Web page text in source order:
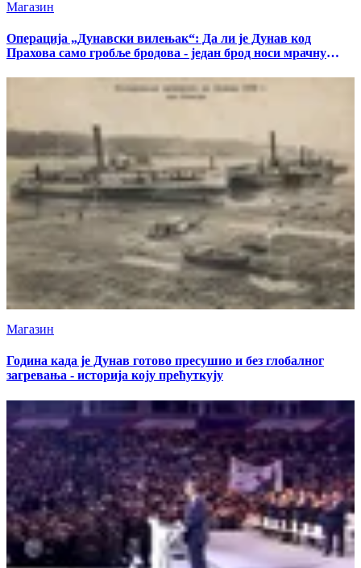
Магазин
Операција „Дунавски вилењак“: Да ли је Дунав код
Прахова само гробље бродова - један брод носи мрачну
Магазин
Година када је Дунав готово пресушио и без глобалног
загревања - историја коју прећуткују